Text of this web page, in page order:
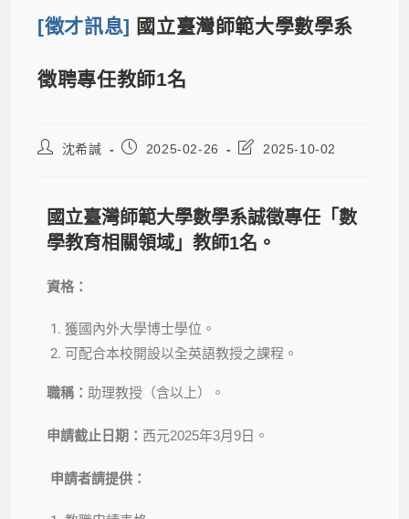
[徵才訊息] 國立臺灣師範大學數學系
徵聘專任教師1名
沈希諴 2025-02-26 2025-10-02
國立臺灣師範大學數學系誠徵專任「數
學教育相關領域」教師1名。
資格：
獲國內外大學博士學位。
可配合本校開設以全英語教授之課程。
職稱： 助理教授（含以上）。
申請截止日期： 西元2025年3月9日。
申請者請提供：